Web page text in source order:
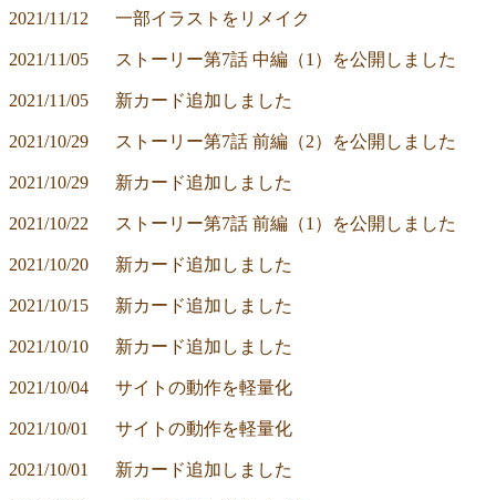
2021/11/12	一部イラストをリメイク
2021/11/05	ストーリー第7話 中編（1）を公開しました
2021/11/05	新カード追加しました
2021/10/29	ストーリー第7話 前編（2）を公開しました
2021/10/29	新カード追加しました
2021/10/22	ストーリー第7話 前編（1）を公開しました
2021/10/20	新カード追加しました
2021/10/15	新カード追加しました
2021/10/10	新カード追加しました
2021/10/04	サイトの動作を軽量化
2021/10/01	サイトの動作を軽量化
2021/10/01	新カード追加しました